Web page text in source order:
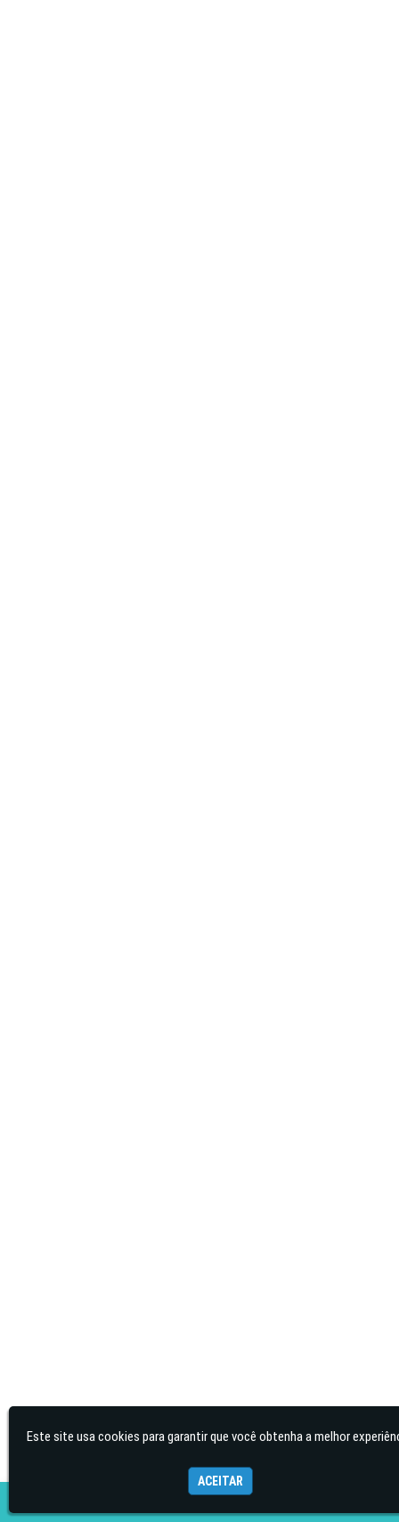
Este site usa cookies para garantir que você obtenha a melhor
ACEITAR